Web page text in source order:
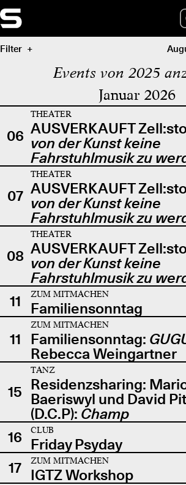
Filter
Events von 2025
Januar 2026
06
THEATER
AUSVERKAUFT
von der Kunst keine
Fahrstuhlmusik zu
07
THEATER
AUSVERKAUFT
von der Kunst keine
Fahrstuhlmusik zu
08
THEATER
AUSVERKAUFT
von der Kunst keine
Fahrstuhlmusik zu
11
ZUM MITMACHEN
Familiensonntag
11
ZUM MITMACHEN
Familiensonntag:
Rebecca Weingartner
15
TANZ
Residenzsharing:
Baeriswyl und David
(D.C.P): Champ
16
CLUB
Friday Psyday
17
ZUM MITMACHEN
IGTZ Workshop